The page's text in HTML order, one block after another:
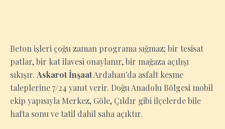
Beton işleri çoğu zaman programa sığmaz; bir tesisat
patlar, bir kat ilavesi onaylanır, bir mağaza açılışı
sıkışır. Askarot İnşaatArdahan'da asfalt kesme
taleplerine 7/24 yanıt verir. Doğu Anadolu Bölgesi mobil
ekip yapısıyla Merkez, Göle, Çıldır gibi ilçelerde bile
hafta sonu ve tatil dahil saha açıktır.